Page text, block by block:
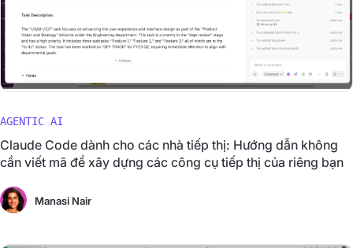
AGENTIC AI
Claude Code dành cho các nhà tiếp thị: Hướng dẫn không
cần viết mã để xây dựng các công cụ tiếp thị của riêng bạn
Manasi Nair